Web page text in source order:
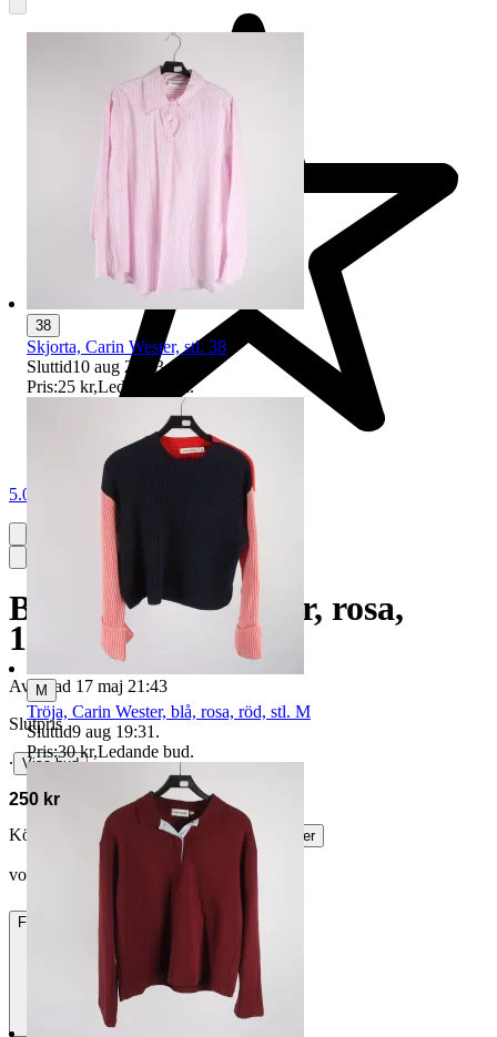
5.0
Byxor, Carin Wester, rosa,
100% linne, stl. 38
Avslutad 17 maj 21:43
Slutpris
∙ Visa bud
250 kr
Köparskydd är valfritt hos företag.
Läs mer
volterretlov vann auktionen
Frakt 85 kr DSV
38
Skjorta, Carin Wester, stl. 38
Sluttid10 aug 20:03.
Pris:25 kr,Ledande bud.
M
Tröja, Carin Wester, blå, rosa, röd, stl. M
Sluttid9 aug 19:31 .
Pris:30 kr,Ledande bud.